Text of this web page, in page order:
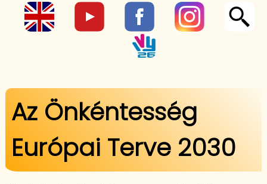
Jelenlegi hely
Az Önkéntesség
Európai Terve 2030